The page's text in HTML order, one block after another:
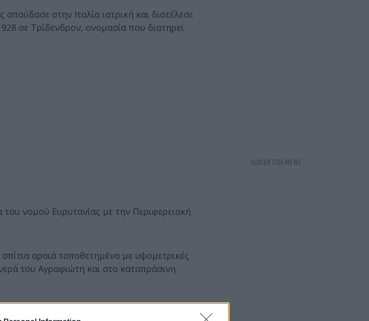
στην Ιταλία ιατρική και διατέλεσε
σε Τρίδενδρον, ονομασία που διατηρεί
νομού Ευρυτανίας με την Περιφερειακή
αραιά τοποθετημένα με υψομετρικές
του Αγραφιώτη και στο καταπράσινη